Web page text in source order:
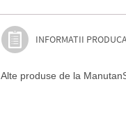
INFORMATII
Alte produse de la Manutan